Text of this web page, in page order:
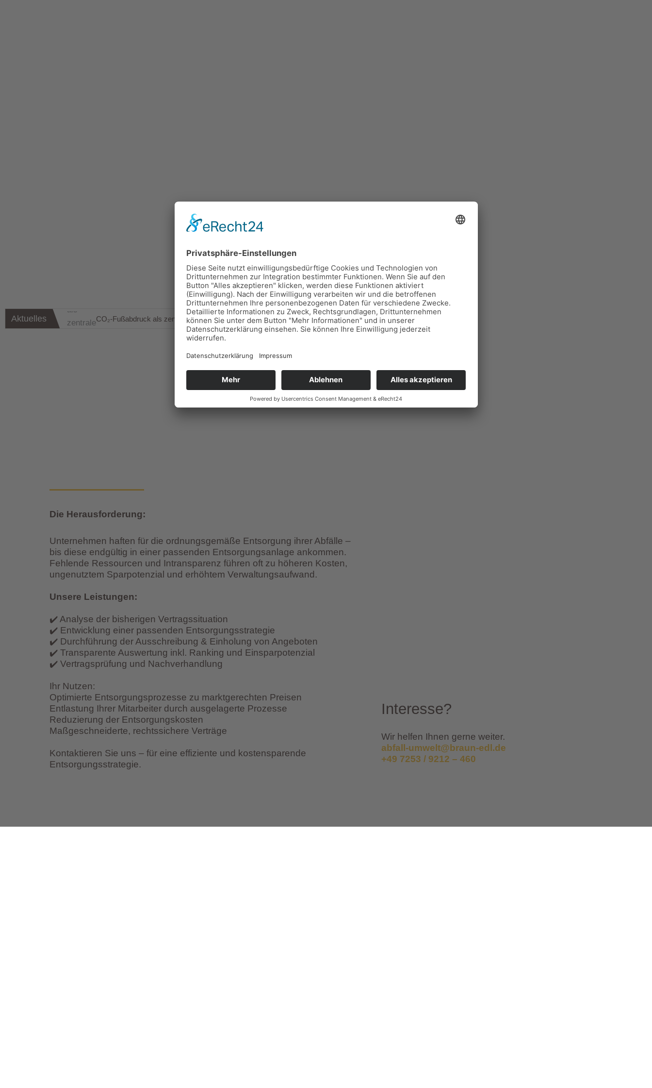
Aktuelles
CO₂-Fußabdruck als zentrale Kennzahl moderner Unternehmensführung
Energiemarkt-Update KW 29/2025
Wichtige Neuerung zur EnsTransV-Meldung (Strom- & Energiesteuer)
Marktupdate Strom & Gas KW 23
Die Herausforderung:
Unternehmen haften für die ordnungsgemäße Entsorgung ihrer Abfälle –
bis diese endgültig in einer passenden Entsorgungsanlage ankommen.
Fehlende Ressourcen und Intransparenz führen oft zu höheren Kosten,
ungenutztem Sparpotenzial und erhöhtem Verwaltungsaufwand.
Unsere Leistungen:
✔️ Analyse der bisherigen Vertragssituation
✔️ Entwicklung einer passenden Entsorgungsstrategie
✔️ Durchführung der Ausschreibung & Einholung von Angeboten
✔️ Transparente Auswertung inkl. Ranking und Einsparpotenzial
✔️ Vertragsprüfung und Nachverhandlung
Ihr Nutzen:
Optimierte Entsorgungsprozesse zu marktgerechten Preisen
Entlastung Ihrer Mitarbeiter durch ausgelagerte Prozesse
Reduzierung der Entsorgungskosten
Maßgeschneiderte, rechtssichere Verträge
Kontaktieren Sie uns – für eine effiziente und kostensparende
Entsorgungsstrategie.
Interesse?
Wir helfen Ihnen gerne weiter.
abfall-umwelt@braun-edl.de
+49 7253 / 9212 – 460